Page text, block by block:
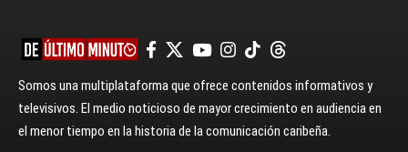
Somos una multiplataforma que ofrece contenidos informativos y
televisivos. El medio noticioso de mayor crecimiento en audiencia en
el menor tiempo en la historia de la comunicación caribeña.